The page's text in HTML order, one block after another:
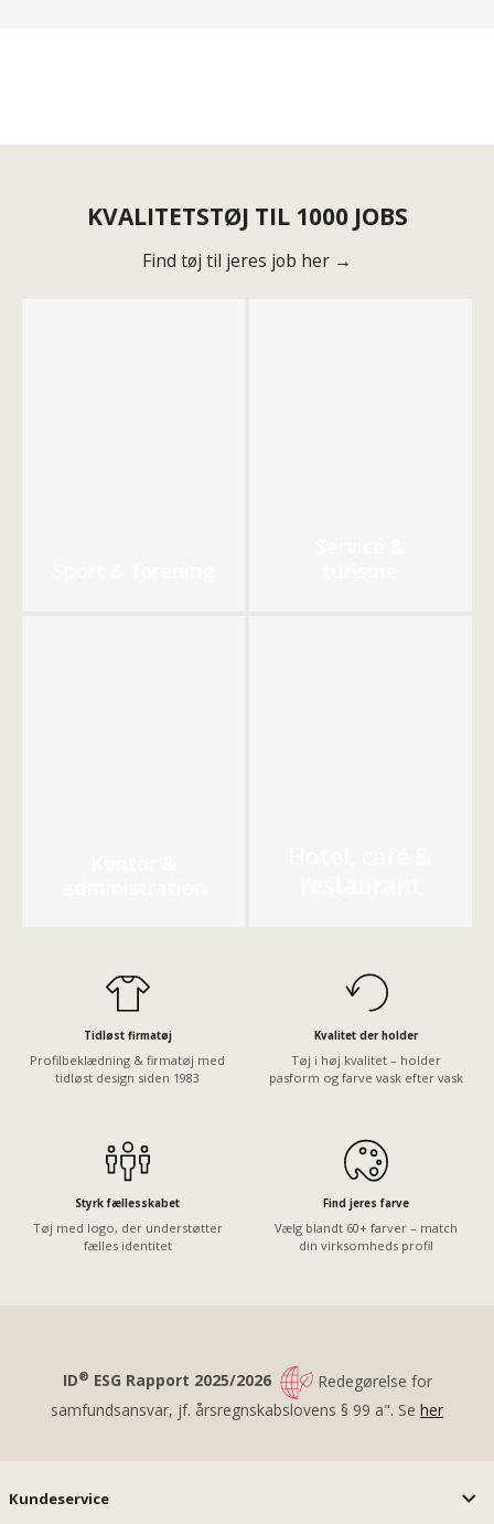
KVALITETSTØJ TIL 1000 JOBS
Find tøj til jeres job her →
Tidløst firmatøj
Profilbeklædning & firmatøj med
tidløst design siden 1983
Kvalitet der holder
Tøj i høj kvalitet – holder
pasform og farve vask efter vask
Styrk fællesskabet
Tøj med logo, der understøtter
fælles identitet
Find jeres farve
Vælg blandt 60+ farver – match
din virksomheds profil
ID® ESG Rapport 2025/2026
Redegørelse for
samfundsansvar, jf. årsregnskabslovens § 99 a". Se her
Kundeservice